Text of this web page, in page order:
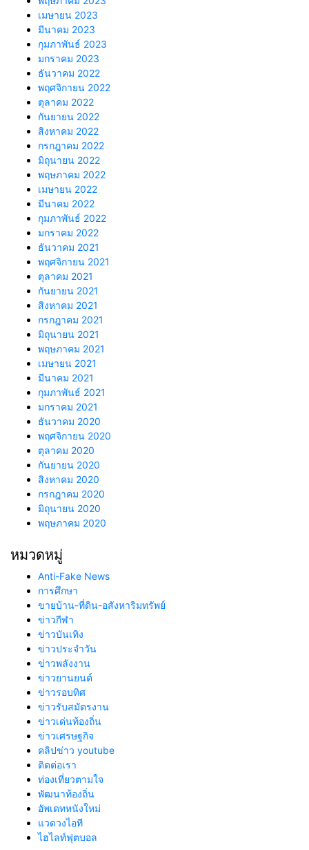
เมษายน 2023
มีนาคม 2023
กุมภาพันธ์ 2023
มกราคม 2023
ธันวาคม 2022
พฤศจิกายน 2022
ตุลาคม 2022
กันยายน 2022
สิงหาคม 2022
กรกฎาคม 2022
มิถุนายน 2022
พฤษภาคม 2022
เมษายน 2022
มีนาคม 2022
กุมภาพันธ์ 2022
มกราคม 2022
ธันวาคม 2021
พฤศจิกายน 2021
ตุลาคม 2021
กันยายน 2021
สิงหาคม 2021
กรกฎาคม 2021
มิถุนายน 2021
พฤษภาคม 2021
เมษายน 2021
มีนาคม 2021
กุมภาพันธ์ 2021
มกราคม 2021
ธันวาคม 2020
พฤศจิกายน 2020
ตุลาคม 2020
กันยายน 2020
สิงหาคม 2020
กรกฎาคม 2020
มิถุนายน 2020
พฤษภาคม 2020
หมวดหมู่
Anti-Fake News
การศึกษา
ขายบ้าน-ที่ดิน-อสังหาริมทรัพย์
ข่าวกีฬา
ข่าวบันเทิง
ข่าวประจำวัน
ข่าวพลังงาน
ข่าวยานยนต์
ข่าวรอบทิศ
ข่าวรับสมัตรงาน
ข่าวเด่นท้องถิ่น
ข่าวเศรษฐกิจ
คลิปข่าว youtube
ติดต่อเรา
ท่องเที่ยวตามใจ
พัฒนาท้องถิ่น
อัพเดทหนังใหม่
แวดวงไอที
ไฮไลท์ฟุตบอล